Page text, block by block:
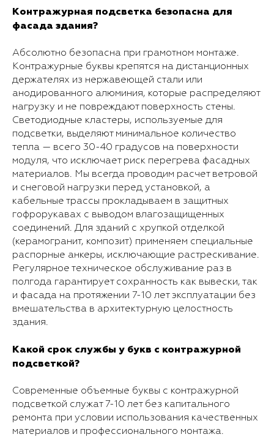
Контражурная подсветка безопасна для
фасада здания?
Абсолютно безопасна при грамотном монтаже.
Контражурные буквы крепятся на дистанционных
держателях из нержавеющей стали или
анодированного алюминия, которые распределяют
нагрузку и не повреждают поверхность стены.
Светодиодные кластеры, используемые для
подсветки, выделяют минимальное количество
тепла — всего 30-40 градусов на поверхности
модуля, что исключает риск перегрева фасадных
материалов. Мы всегда проводим расчет ветровой
и снеговой нагрузки перед установкой, а
кабельные трассы прокладываем в защитных
гофрорукавах с выводом влагозащищенных
соединений. Для зданий с хрупкой отделкой
(керамогранит, композит) применяем специальные
распорные анкеры, исключающие растрескивание.
Регулярное техническое обслуживание раз в
полгода гарантирует сохранность как вывески, так
и фасада на протяжении 7-10 лет эксплуатации без
вмешательства в архитектурную целостность
здания.
Какой срок службы у букв с контражурной
подсветкой?
Современные объемные буквы с контражурной
подсветкой служат 7-10 лет без капитального
ремонта при условии использования качественных
материалов и профессионального монтажа.